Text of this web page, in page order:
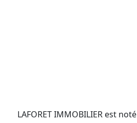
LAFORET IMMOBILIER est noté